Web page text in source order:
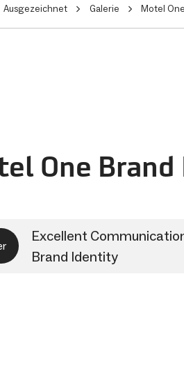
Ausgezeichnet Galerie Motel
One
Excellent
Brand Identity